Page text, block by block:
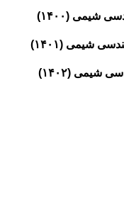
شیمی (۱۴۰۰)
شیمی (۱۴۰۱)
شیمی (۱۴۰۲)